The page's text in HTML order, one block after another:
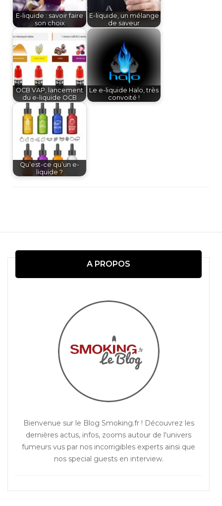
E-liquide : savoir faire
son choix
E-liquide, un mélange
de saveur
OCB VAP, lancement
du e-liquide OCB
Le e-liquide Halo, très
convoité !
Qu’est-ce qu’un e-
liquide ?
A PROPOS
Bienvenue sur le Blog Smoking.fr ! Découvrez les
dernières actus, infos, zooms autour de l'univers
fumeurs vus par nos incorrigibles experts ainsi que
nos special guests en interview.